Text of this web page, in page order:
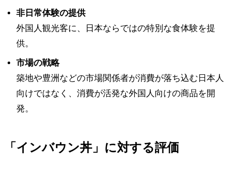
非日常体験の提供
外国人観光客に、日本ならではの特別な食体験を提
供。
市場の戦略
築地や豊洲などの市場関係者が消費が落ち込む日本人
向けではなく、消費が活発な外国人向けの商品を開
発。
「インバウン丼」に対する評価